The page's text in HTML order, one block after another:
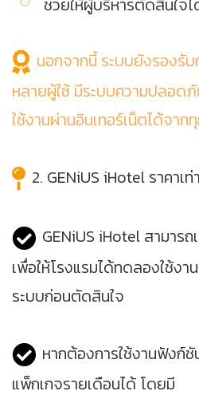
นอกจากนี้ ระบบยังรองรั
หลายผู้ใช้ มีระบบความปลอด
ใช้งานผ่านอินเทอร์เน็ตได้จาก
2. GENiUS iHotel ราคาเท่
GENiUS iHotel สามาร
เพื่อให้โรงแรมได้ทดลองใช้งา
ระบบก่อนตัดสินใจ
หากต้องการใช้งานฟังก์
แพ็กเกจรายเดือนได้ โดยมี